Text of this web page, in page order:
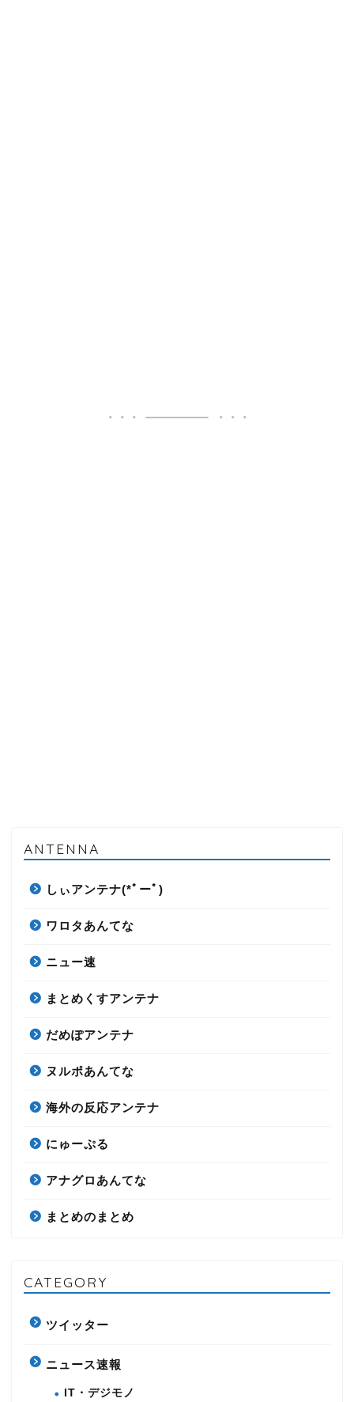
ANTENNA
しぃアンテナ(*ﾟーﾟ)
ワロタあんてな
ニュー速
まとめくすアンテナ
だめぽアンテナ
ヌルポあんてな
海外の反応アンテナ
にゅーぷる
アナグロあんてな
まとめのまとめ
CATEGORY
ツイッター
ニュース速報
IT・デジモノ